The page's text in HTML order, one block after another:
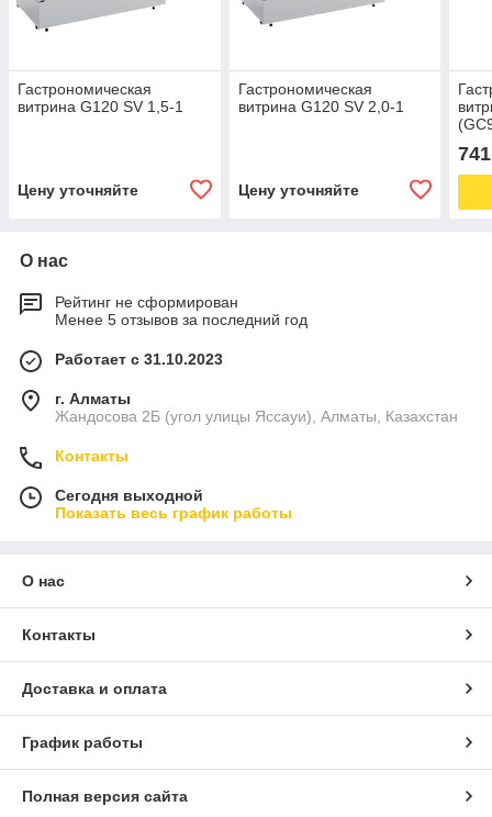
Гастрономическая
витрина G120 SV 1,5-1
Цену уточняйте
Гастрономическая
витрина G120 SV 2,0-1
Цену уточняйте
О нас
Рейтинг не сформирован
Менее 5 отзывов за последний год
Работает с 31.10.2023
г. Алматы
Жандосова 2Б (угол улицы Яссауи), Алматы, Казахстан
Контакты
Сегодня выходной
Показать весь график работы
О нас
Контакты
Доставка и оплата
График работы
Полная версия сайта